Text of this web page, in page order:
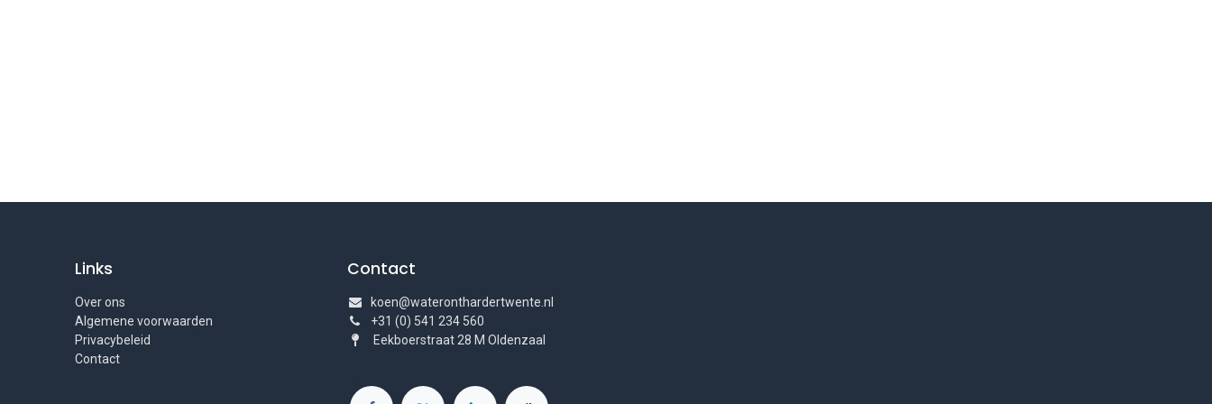
Links
Over ons
Algemene voorwaarden
Privacybeleid
Contact
Contact
koen@wateronthardertwente.nl
+31 (0) 541 234 560
Eekboerstraat 28 M Oldenzaal